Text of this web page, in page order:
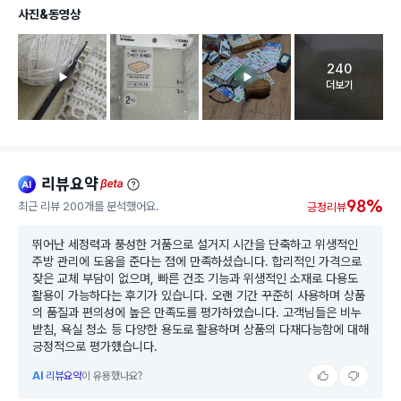
사진&동영상
고객 리뷰
240
더보기
ai 리뷰요약beta
최근 리뷰 200개를 분석했어요. 긍정리뷰98%
뛰어난 세정력과 풍성한 거품으로 설거지 시간을 단축하고 위생적인
주방 관리에 도움을 준다는 점에 만족하셨습니다. 합리적인 가격으로
잦은 교체 부담이 없으며, 빠른 건조 기능과 위생적인 소재로 다용도
활용이 가능하다는 후기가 있습니다. 오랜 기간 꾸준히 사용하며 상품
의 품질과 편의성에 높은 만족도를 평가하였습니다. 고객님들은 비누
받침, 욕실 청소 등 다양한 용도로 활용하며 상품의 다재다능함에 대해
긍정적으로 평가했습니다.
AI 리뷰요약이 유용했나요?